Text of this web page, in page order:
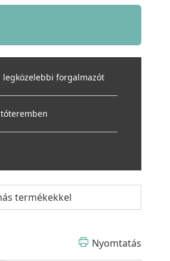
legközelebbi forgalmazót
termékekkel
Nyomtatás